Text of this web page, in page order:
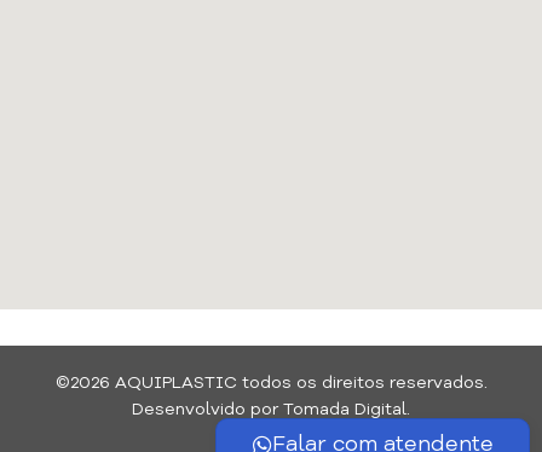
©2026 AQUIPLASTIC todos os direitos reservados.
Desenvolvido por Tomada Digital.
Falar com atendente